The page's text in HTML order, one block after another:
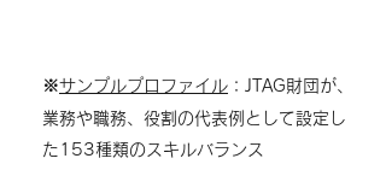
※サンプルプロファイル ：JTAG財団が、
業務や職務、役割の代表例として設定し
た153種類のスキルバランス